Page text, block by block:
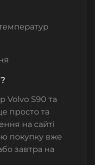
Volvo S90 та
просто та
на сайті
покупку вже
завтра на